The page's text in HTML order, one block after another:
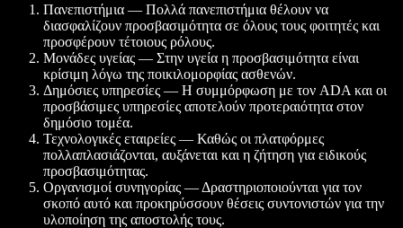
Πανεπιστήμια — Πολλά πανεπιστήμια θέλουν να
διασφαλίζουν προσβασιμότητα σε όλους τους φοιτητές και
προσφέρουν τέτοιους ρόλους.
Μονάδες υγείας — Στην υγεία η προσβασιμότητα είναι
κρίσιμη λόγω της ποικιλομορφίας ασθενών.
Δημόσιες υπηρεσίες — Η συμμόρφωση με τον ADA και οι
προσβάσιμες υπηρεσίες αποτελούν προτεραιότητα στον
δημόσιο τομέα.
Τεχνολογικές εταιρείες — Καθώς οι πλατφόρμες
πολλαπλασιάζονται, αυξάνεται και η ζήτηση για ειδικούς
προσβασιμότητας.
Οργανισμοί συνηγορίας — Δραστηριοποιούνται για τον
σκοπό αυτό και προκηρύσσουν θέσεις συντονιστών για την
υλοποίηση της αποστολής τους.